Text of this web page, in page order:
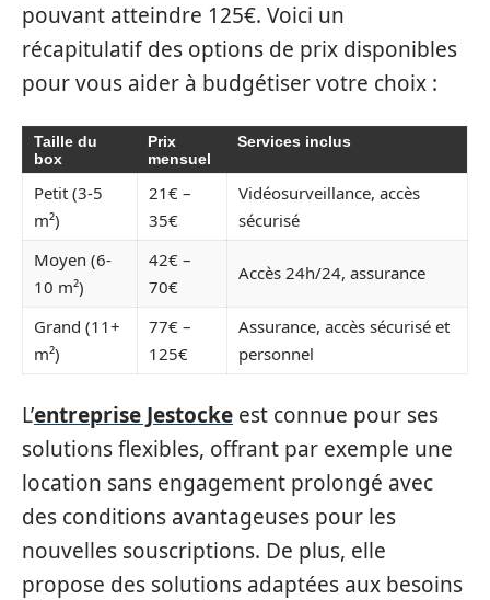
pouvant atteindre 125€. Voici un
récapitulatif des options de prix disponibles
pour vous aider à budgétiser votre choix :
Taille du
box
Prix
mensuel
Services inclus
Petit (3-5
m²)
21€ –
35€
Vidéosurveillance, accès
sécurisé
Moyen (6-
10 m²)
42€ –
70€
Accès 24h/24, assurance
Grand (11+
m²)
77€ –
125€
Assurance, accès sécurisé et
personnel
L’entreprise Jestocke est connue pour ses
solutions flexibles, offrant par exemple une
location sans engagement prolongé avec
des conditions avantageuses pour les
nouvelles souscriptions. De plus, elle
propose des solutions adaptées aux besoins